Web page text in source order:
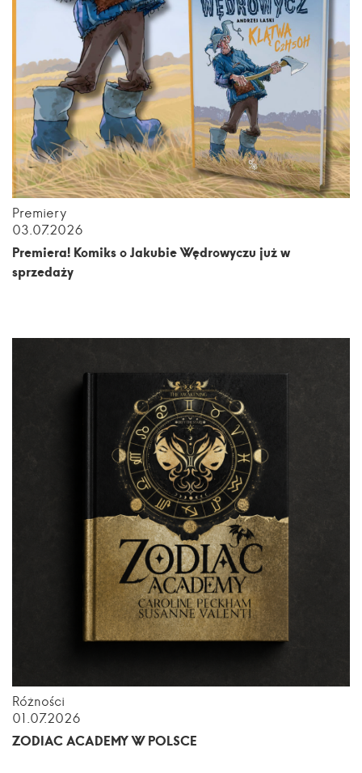
Premiery
03.07.2026
Premiera! Komiks o Jakubie Wędrowyczu już w
sprzedaży
Różności
01.07.2026
ZODIAC ACADEMY W POLSCE